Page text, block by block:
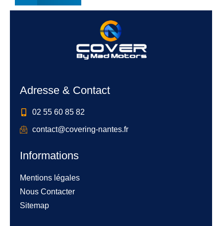
Adresse & Contact
02 55 60 85 82
contact@covering-nantes.fr
Informations
Mentions légales
Nous Contacter
Sitemap